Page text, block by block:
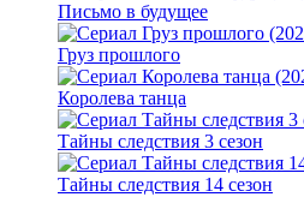
Письмо в будущее
Груз прошлого
Королева танца
Тайны следствия 3 сезон
Тайны следствия 14 сезон